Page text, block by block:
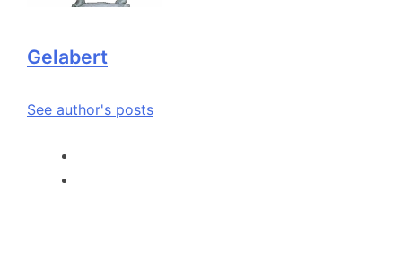
Gelabert
See author's posts